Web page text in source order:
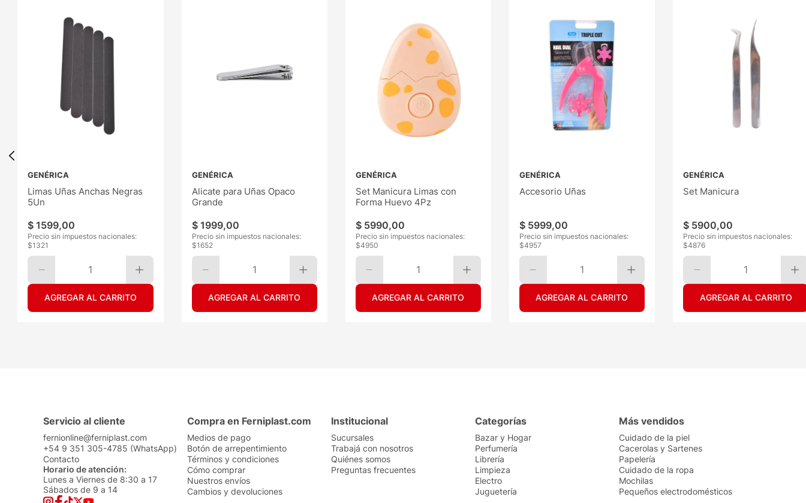
GENÉRICA
Limas Uñas Anchas Negras
5Un
$ 1599,00
Precio sin impuestos nacionales:
$1321
1
AGREGAR AL CARRITO
GENÉRICA
Alicate para Uñas Opaco
Grande
$ 1999,00
Precio sin impuestos nacionales:
$1652
1
AGREGAR AL CARRITO
GENÉRICA
Set Manicura Limas con
Forma Huevo 4Pz
$ 5990,00
Precio sin impuestos nacionales:
$4950
1
AGREGAR AL CARRITO
GENÉRICA
Accesorio Uñas
$ 5999,00
Precio sin impuestos nacionales:
$4957
1
AGREGAR AL CARRITO
GENÉRICA
Set Manicura
$ 5900,00
Precio sin impuestos nacionales:
$4876
1
AGREGAR AL CARRITO
Servicio al cliente
fernionline@ferniplast.com
+54 9 351 305-4785 (WhatsApp)
Contacto
Horario de atención:
Lunes a Viernes de 8:30 a 17
Sábados de 9 a 14
Compra en Ferniplast.com
Medios de pago
Botón de arrepentimiento
Términos y condiciones
Cómo comprar
Nuestros envíos
Cambios y devoluciones
Institucional
Sucursales
Trabajá con nosotros
Quiénes somos
Preguntas frecuentes
Categorías
Bazar y Hogar
Perfumería
Librería
Limpieza
Electro
Juguetería
Más vendidos
Cuidado de la piel
Cacerolas y Sartenes
Papelería
Cuidado de la ropa
Mochilas
Pequeños electrodomésticos